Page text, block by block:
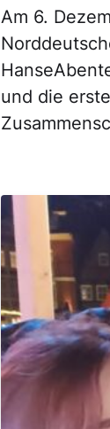
Am 6.
und die